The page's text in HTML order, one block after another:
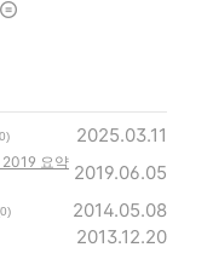
2025.03.11
요약 2019.06.05
2014.05.08
2013.12.20